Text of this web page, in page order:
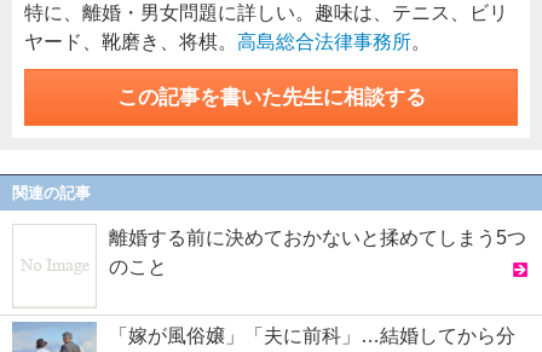
特に、離婚・男女問題に詳しい。趣味は、テニス、ビリ
ヤード、靴磨き、将棋。 高島総合法律事務所。
この記事を書いた先生に相談する
関連の記事
離婚する前に決めておかないと揉めてしまう5つ
のこと
「嫁が風俗嬢」「夫に前科」…結婚してから分